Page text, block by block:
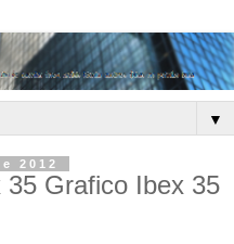
▼
2012
Grafico Ibex 35